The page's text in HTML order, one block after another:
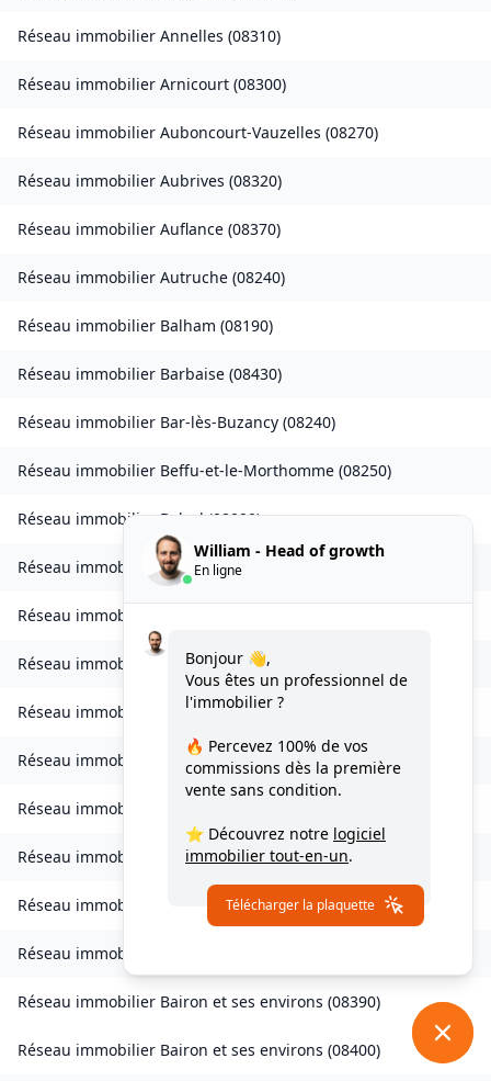
Réseau immobilier Annelles (08310)
Réseau immobilier Arnicourt (08300)
Réseau immobilier Auboncourt-Vauzelles (08270)
Réseau immobilier Aubrives (08320)
Réseau immobilier Auflance (08370)
Réseau immobilier Autruche (08240)
Réseau immobilier Balham (08190)
Réseau immobilier Barbaise (08430)
Réseau immobilier Bar-lès-Buzancy (08240)
Réseau immobilier Beffu-et-le-Morthomme (08250)
Réseau immobilierBelval(08090)
Réseau immobilierBelval-Bois-des-Dames
Réseau immobilier
Réseau immobilier Bogny-sur-Meuse
Réseau immobilier Brévilly(08140)
Réseau immobilier Bulson(08450)
Réseau immobilier
Réseau immobilier Chalandry-Elaire(08160)
Réseau immobilier Chardeny(08400)
Réseau immobilier
Réseau immobilier Bairon et ses environs (08390)
Réseau immobilier Bairon et ses environs (08400)
William - Head of growth
En ligne
Bonjour 👋,
Vous êtes un professionnel de
l'immobilier ?
🔥 Percevez 100% de vos
commissions dès la première
vente sans condition.
⭐ Découvrez notre logiciel
immobilier tout-en-un.
Télécharger la plaquette